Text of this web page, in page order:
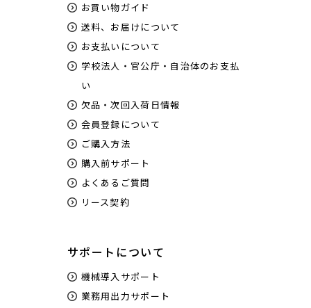
お買い物ガイド
送料、お届けについて
お支払いについて
学校法人・官公庁・自治体のお支払
い
欠品・次回入荷日情報
会員登録について
ご購入方法
購入前サポート
よくあるご質問
リース契約
サポートについて
機械導入サポート
業務用出力サポート